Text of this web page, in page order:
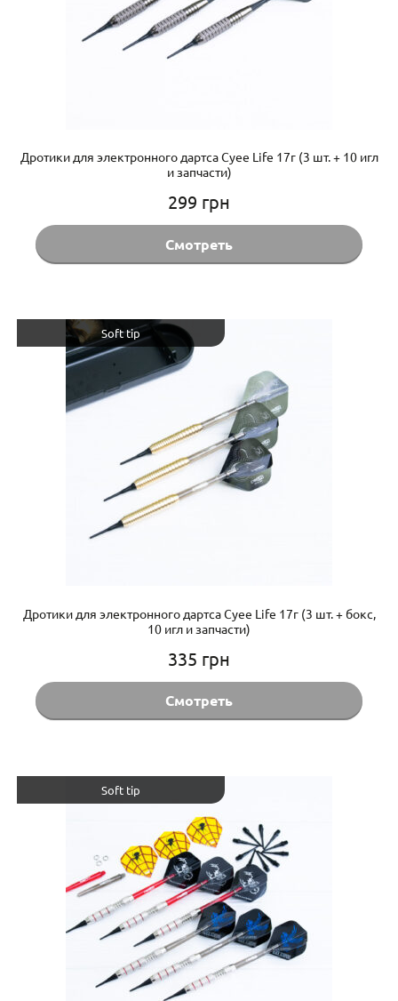
Дротики для электронного дартса Cyee Life 17г (3 шт. + 10 игл
и запчасти)
299 грн
Смотреть
Дротики для электронного дартса Cyee Life 17г (3 шт. + бокс,
10 игл и запчасти)
335 грн
Soft tip
Смотреть
Soft tip